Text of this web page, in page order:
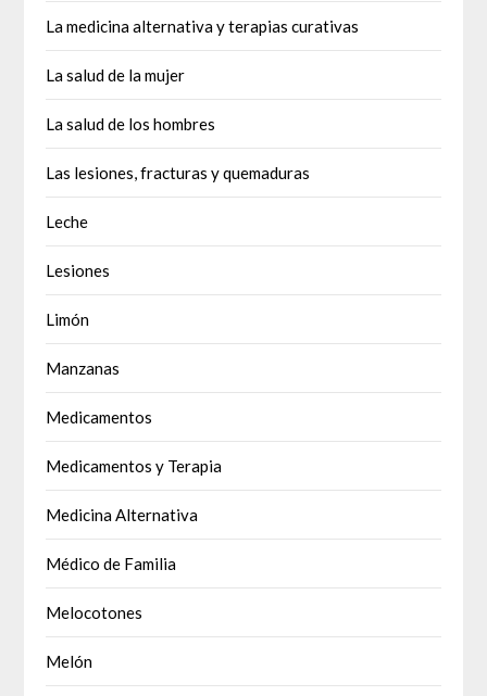
La medicina alternativa y terapias curativas
La salud de la mujer
La salud de los hombres
Las lesiones, fracturas y quemaduras
Leche
Lesiones
Limón
Manzanas
Medicamentos
Medicamentos y Terapia
Medicina Alternativa
Médico de Familia
Melocotones
Melón